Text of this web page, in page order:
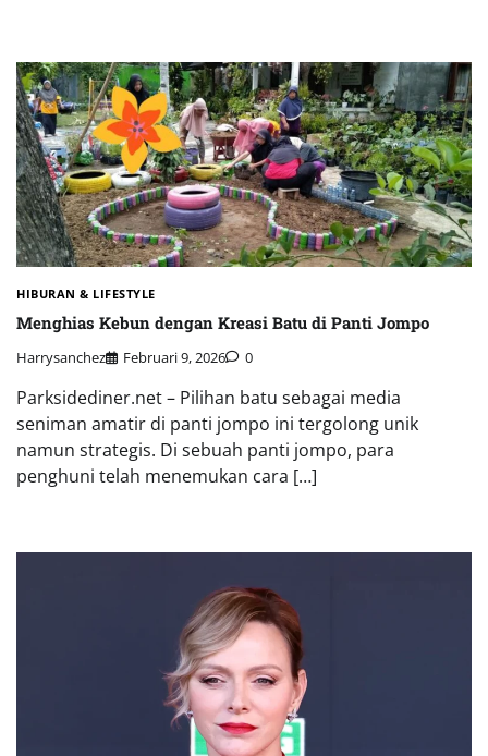
HIBURAN & LIFESTYLE
Menghias Kebun dengan Kreasi Batu di Panti Jompo
Harrysanchez Februari 9, 2026 0
Parksidediner.net – Pilihan batu sebagai media
seniman amatir di panti jompo ini tergolong unik
namun strategis. Di sebuah panti jompo, para
penghuni telah menemukan cara […]